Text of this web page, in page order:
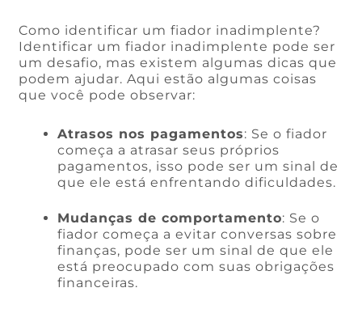
Como identificar um fiador inadimplente?
Identificar um fiador inadimplente pode ser
um desafio, mas existem algumas dicas que
podem ajudar. Aqui estão algumas coisas
que você pode observar:
Atrasos nos pagamentos: Se o fiador
começa a atrasar seus próprios
pagamentos, isso pode ser um sinal de
que ele está enfrentando dificuldades.
Mudanças de comportamento: Se o
fiador começa a evitar conversas sobre
finanças, pode ser um sinal de que ele
está preocupado com suas obrigações
financeiras.